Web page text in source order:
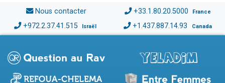
Nous contacter +33.1.80.20.5000 France
+972.2.37.41.515 Israël +1.437.887.14.93 Canada